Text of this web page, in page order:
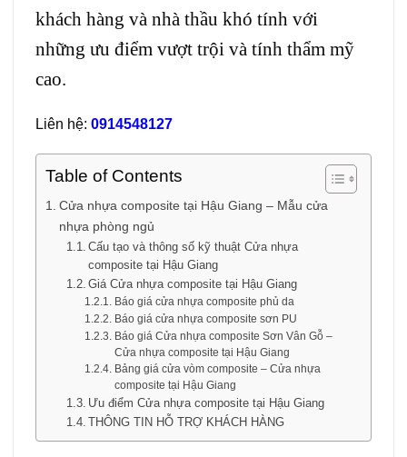
khách hàng và nhà thầu khó tính với
những ưu điểm vượt trội và tính thẩm mỹ
cao.
Liên hệ: 0914548127
Table of Contents
Cửa nhựa composite tại Hậu Giang – Mẫu cửa
nhựa phòng ngủ
Cấu tạo và thông số kỹ thuật Cửa nhựa
composite tại Hậu Giang
Giá Cửa nhựa composite tại Hậu Giang
Báo giá cửa nhựa composite phủ da
Báo giá cửa nhựa composite sơn PU
Báo giá Cửa nhựa composite Sơn Vân Gỗ –
Cửa nhựa composite tại Hậu Giang
Bảng giá cửa vòm composite – Cửa nhựa
composite tại Hậu Giang
Ưu điểm Cửa nhựa composite tại Hậu Giang
THÔNG TIN HỖ TRỢ KHÁCH HÀNG